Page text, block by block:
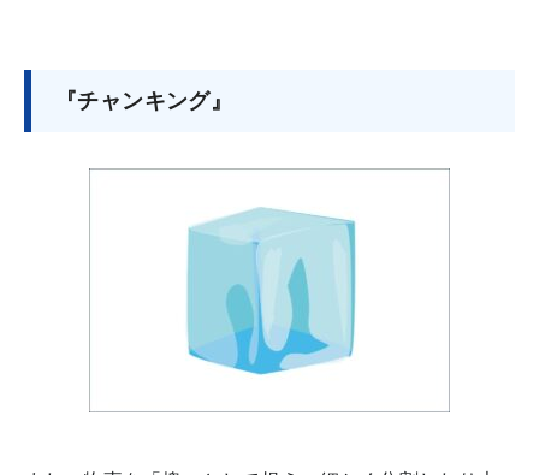
『チャンキング』